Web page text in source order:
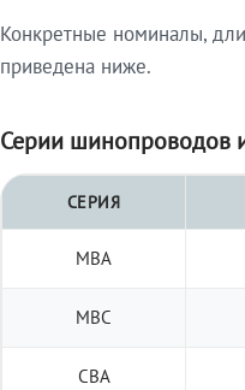
Конкретные номиналы,
приведена ниже.
Серии шинопроводов
СЕРИЯ
МВА
МВС
СВА